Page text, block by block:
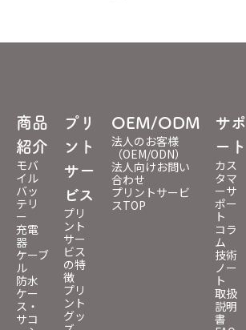
商品
紹介
モバ
イル
バッ
テリ
ー
充電
器
ケーブ
ル
防水
ケー
ス・
サコ
プリ
ント
サー
ビス
プリ
ント
サー
ビス
の特
徴
プリ
ント
グッ
OEM/ODM
法人のお客様
（OEM/ODN）
法人向けお問い
合わせ
プリントサービ
スTOP
サポ
ート
カス
タマ
ーサ
ポー
ト
コラ
ム
技術
ノー
ト
取扱
説明
書